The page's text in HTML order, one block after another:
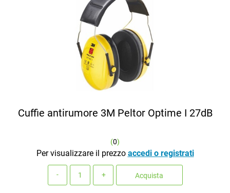
Cuffie antirumore 3M Peltor Optime I 27dB
(0)
Per visualizzare il prezzo accedi o registrati
Acquista